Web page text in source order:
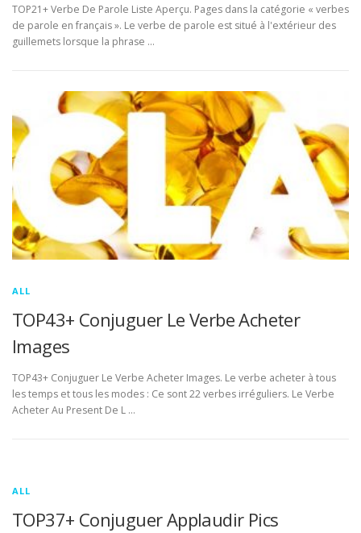
TOP21+ Verbe De Parole Liste Aperçu. Pages dans la catégorie « verbes
de parole en français ». Le verbe de parole est situé à l'extérieur des
guillemets lorsque la phrase …
ALL
TOP43+ Conjuguer Le Verbe Acheter
Images
TOP43+ Conjuguer Le Verbe Acheter Images. Le verbe acheter à tous
les temps et tous les modes : Ce sont 22 verbes irréguliers. Le Verbe
Acheter Au Present De L …
ALL
TOP37+ Conjuguer Applaudir Pics